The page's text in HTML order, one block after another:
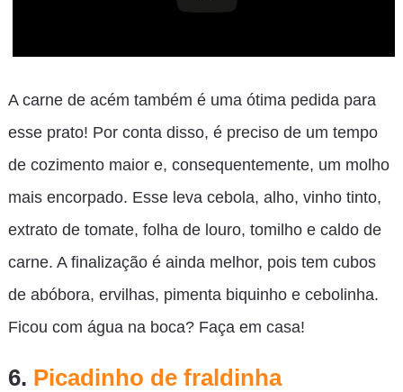
A carne de acém também é uma ótima pedida para
esse prato! Por conta disso, é preciso de um tempo
de cozimento maior e, consequentemente, um molho
mais encorpado. Esse leva cebola, alho, vinho tinto,
extrato de tomate, folha de louro, tomilho e caldo de
carne. A finalização é ainda melhor, pois tem cubos
de abóbora, ervilhas, pimenta biquinho e cebolinha.
Ficou com água na boca? Faça em casa!
6. Picadinho de fraldinha